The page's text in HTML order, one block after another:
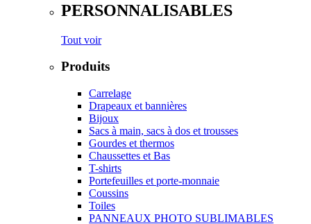
PERSONNALISABLES
Tout voir
Produits
Carrelage
Drapeaux et bannières
Bijoux
Sacs à main, sacs à dos et trousses
Gourdes et thermos
Chaussettes et Bas
T-shirts
Portefeuilles et porte-monnaie
Coussins
Toiles
PANNEAUX PHOTO SUBLIMABLES